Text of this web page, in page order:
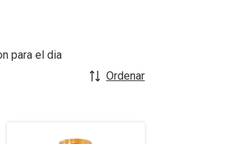
para el dia
Ordenar